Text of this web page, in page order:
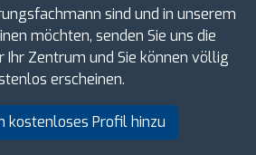
sind und in unserem
möchten, senden Sie uns die
Ihr Zentrum und Sie können völlig
erscheinen.
kostenloses Profil hinzu